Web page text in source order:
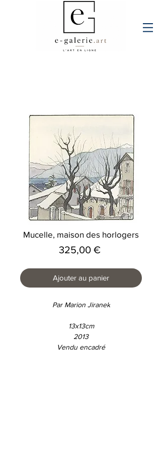
Mucelle, maison des horlogers
325,00 €Prix
Ajouter au panier
Par Marion Jiranek
13x13cm
2013
Vendu encadré